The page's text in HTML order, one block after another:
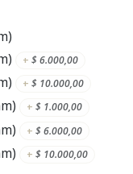
+ $6.000,00
+ $ 10.000,00
+ $ 1.000,00
+ $6.000,00
+ $ 10.000,00